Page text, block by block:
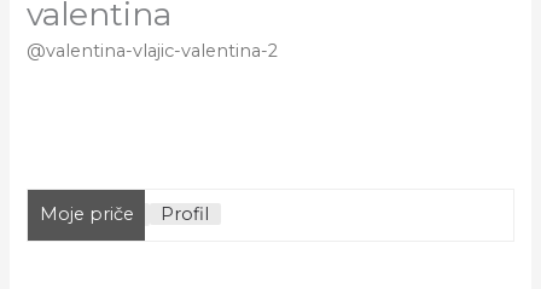
valentina
@valentina-vlajic-valentina-2
Moje priče Profil